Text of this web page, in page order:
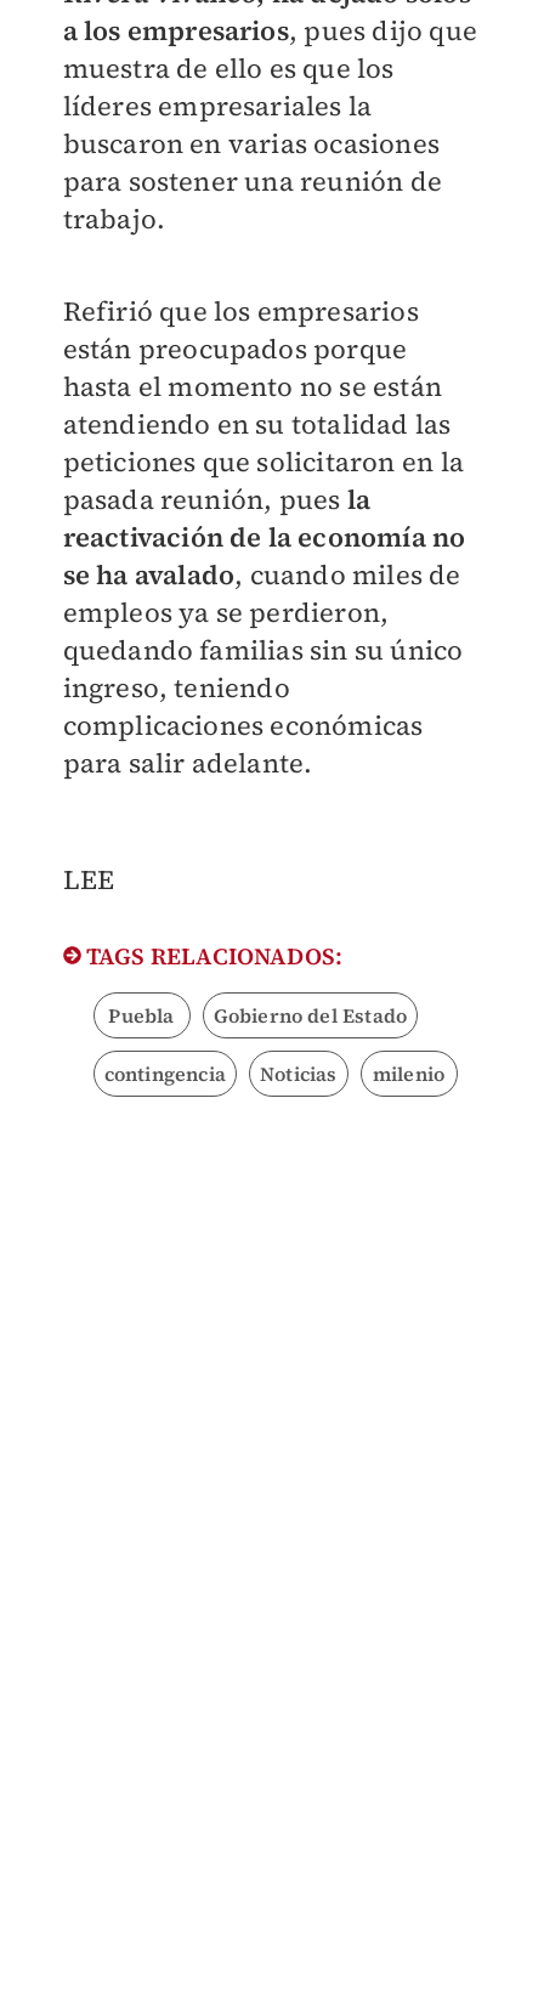
a los empresarios, pues dijo que
muestra de ello es que los
líderes empresariales la
buscaron en varias ocasiones
para sostener una reunión de
trabajo.
Refirió que los empresarios
están preocupados porque
hasta el momento no se están
atendiendo en su totalidad las
peticiones que solicitaron en la
pasada reunión, pues la
reactivación de la economía no
se ha avalado, cuando miles de
empleos ya se perdieron,
quedando familias sin su único
ingreso, teniendo
complicaciones económicas
para salir adelante.
LEE
TAGS RELACIONADOS:
Puebla Gobierno del Estado
contingencia Noticias milenio